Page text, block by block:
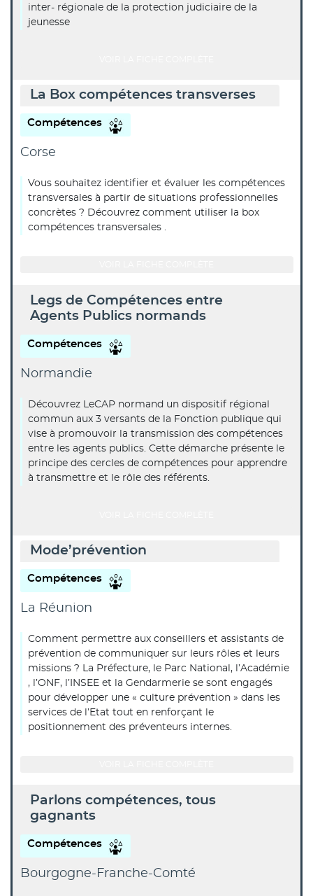
inter- régionale de la protection judiciaire de la
jeunesse
La Box compétences transverses
Compétences
Corse
Vous souhaitez identifier et évaluer les compétences
transversales à partir de situations professionnelles
concrètes ? Découvrez comment utiliser la box
compétences transversales .
Legs de Compétences entre
Agents Publics normands
Compétences
Normandie
Découvrez LeCAP normand un dispositif régional
commun aux 3 versants de la Fonction publique qui
vise à promouvoir la transmission des compétences
entre les agents publics. Cette démarche présente le
principe des cercles de compétences pour apprendre
à transmettre et le rôle des référents.
Mode’prévention
Compétences
La Réunion
Comment permettre aux conseillers et assistants de
prévention de communiquer sur leurs rôles et leurs
missions ? La Préfecture, le Parc National, l’Académie
, l’ONF, l’INSEE et la Gendarmerie se sont engagés
pour développer une « culture prévention » dans les
services de l’Etat tout en renforçant le
positionnement des préventeurs internes.
Parlons compétences, tous
gagnants
Compétences
Bourgogne-Franche-Comté